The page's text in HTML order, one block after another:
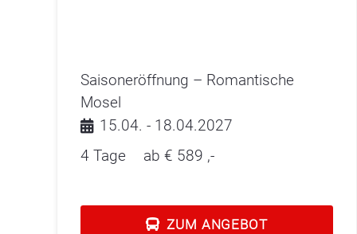
Saisoneröffnung – Romantische
Mosel
15.04. - 18.04.2027
4 Tage
ab € 589 ,-
ZUM ANGEBOT